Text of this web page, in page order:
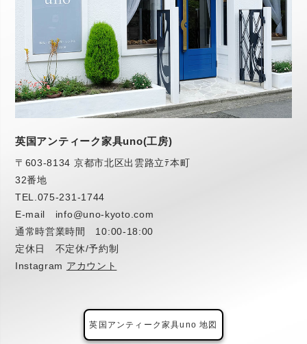
英国アンティーク家具uno(工房)
〒603-8134 京都市北区出雲路立ﾃ本町
32番地
TEL. 075-231-1744
E-mail info@uno-kyoto.com
通常時営業時間 10:00-18:00
定休日 不定休/予約制
Instagram アカウント
英国アンティーク家具uno 地図